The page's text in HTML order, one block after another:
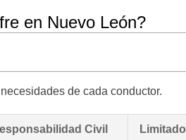
en Nuevo León?
de cada conductor.
Civil Limitado